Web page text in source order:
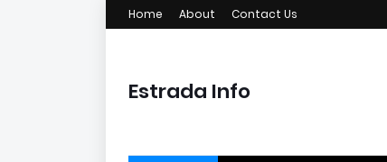
Home About Contact Us
Estrada Info